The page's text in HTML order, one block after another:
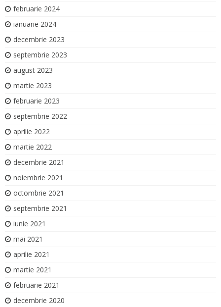
februarie 2024
ianuarie 2024
decembrie 2023
septembrie 2023
august 2023
martie 2023
februarie 2023
septembrie 2022
aprilie 2022
martie 2022
decembrie 2021
noiembrie 2021
octombrie 2021
septembrie 2021
iunie 2021
mai 2021
aprilie 2021
martie 2021
februarie 2021
decembrie 2020